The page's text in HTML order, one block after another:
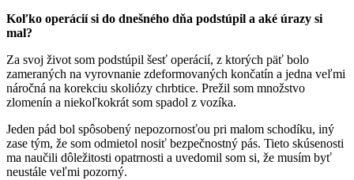
Koľko operácií si do dnešného dňa podstúpil a aké úrazy si
mal?
Za svoj život som podstúpil šesť operácií, z ktorých päť bolo
zameraných na vyrovnanie zdeformovaných končatín a jedna veľmi
náročná na korekciu skoliózy chrbtice. Prežil som množstvo
zlomenín a niekoľkokrát som spadol z vozíka.
Jeden pád bol spôsobený nepozornosťou pri malom schodíku, iný
zase tým, že som odmietol nosiť bezpečnostný pás. Tieto skúsenosti
ma naučili dôležitosti opatrnosti a uvedomil som si, že musím byť
neustále veľmi pozorný.